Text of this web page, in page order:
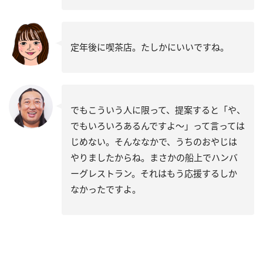
定年後に喫茶店。たしかにいいですね。
でもこういう人に限って、提案すると「や、
でもいろいろあるんですよ～」って言っては
じめない。そんななかで、うちのおやじは
やりましたからね。まさかの船上でハンバ
ーグレストラン。それはもう応援するしか
なかったですよ。